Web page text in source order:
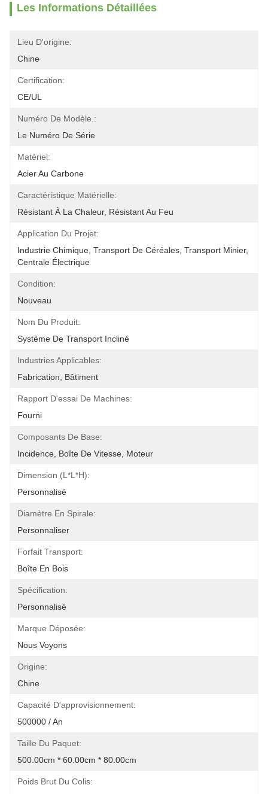
Les Informations Détaillées
Lieu D'origine:
Chine
Certification:
CE/UL
Numéro De Modèle.:
Le Numéro De Série
Matériel:
Acier Au Carbone
Caractéristique Matérielle:
Résistant À La Chaleur, Résistant Au Feu
Application Du Projet:
Industrie Chimique, Transport De Céréales, Transport Minier,
Centrale Électrique
Condition:
Nouveau
Nom Du Produit:
Système De Transport Incliné
Industries Applicables:
Fabrication, Bâtiment
Rapport D'essai De Machines:
Fourni
Composants De Base:
Incidence, Boîte De Vitesse, Moteur
Dimension (l*l*h):
Personnalisé
Diamètre En Spirale:
Personnaliser
Forfait Transport:
Boîte En Bois
Spécification:
Personnalisé
Marque Déposée:
Nous Voyons
Origine:
Chine
Capacité D'approvisionnement:
500000 / An
Taille Du Paquet:
500.00cm * 60.00cm * 80.00cm
Poids Brut Du Colis: